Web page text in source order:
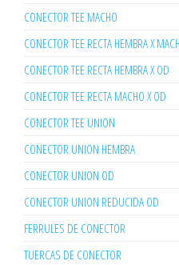
CONECTOR TEE MACHO
CONECTOR TEE RECTA HEMBRA X
CONECTOR TEE RECTA HEMBRA X OD
CONECTOR TEE RECTA MACHO X OD
CONECTOR TEE UNION
CONECTOR UNION HEMBRA
CONECTOR UNION OD
CONECTOR UNION REDUCIDA OD
FERRULES DE CONECTOR
TUERCAS DE CONECTOR